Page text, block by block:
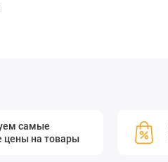
самые
цены на товары